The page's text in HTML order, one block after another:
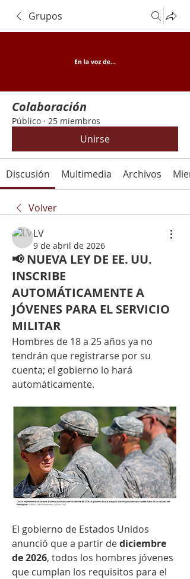
Grupos
Colaboración
Público · 25 miembros
Unirse
Discusión Multimedia Archivos
Volver
LV
9 de abril de 2026
📢 NUEVA LEY DE EE. UU.
INSCRIBE
AUTOMÁTICAMENTE A
JÓVENES PARA EL SERVICIO
MILITAR
Hombres de 18 a 25 años ya no
tendrán que registrarse por su
cuenta; el gobierno lo hará
automáticamente.
El gobierno de Estados Unidos
anunció que a partir de diciembre
de 2026, todos los hombres jóvenes